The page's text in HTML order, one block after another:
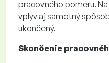
pracovného pomeru.
vplyv aj samotný
ukončený.
Skončenie